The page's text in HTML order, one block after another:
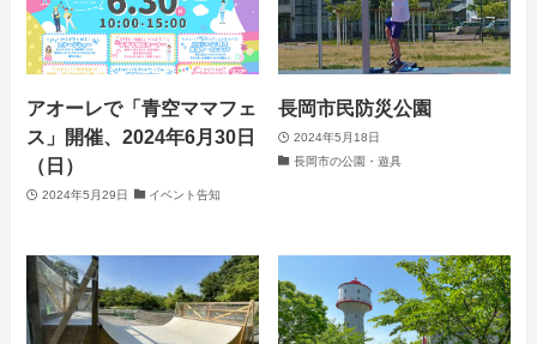
アオーレで「青空ママフェ
ス」開催、2024年6月30日
（日）
2024年5月29日 イベント告知
長岡市民防災公園
2024年5月18日
長岡市の公園・遊具